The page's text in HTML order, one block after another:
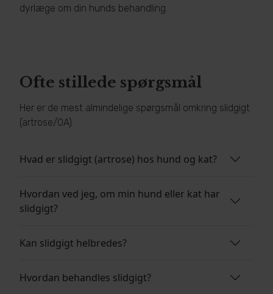
dyrlæge om din hunds behandling.
Ofte stillede spørgsmål
Her er de mest almindelige spørgsmål omkring slidgigt
(artrose/OA)
Hvad er slidgigt (artrose) hos hund og kat?
Hvordan ved jeg, om min hund eller kat har
slidgigt?
Kan slidgigt helbredes?
Hvordan behandles slidgigt?